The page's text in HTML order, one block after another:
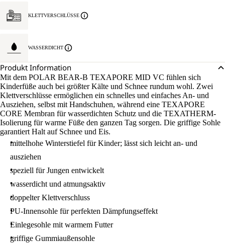
KLETTVERSCHLÜSSE
WASSERDICHT
Produkt Information
Mit dem POLAR BEAR-B TEXAPORE MID VC fühlen sich
Kinderfüße auch bei größter Kälte und Schnee rundum wohl. Zwei
Klettverschlüsse ermöglichen ein schnelles und einfaches An- und
Ausziehen, selbst mit Handschuhen, während eine TEXAPORE
CORE Membran für wasserdichten Schutz und die TEXATHERM-
Isolierung für warme Füße den ganzen Tag sorgen. Die griffige Sohle
garantiert Halt auf Schnee und Eis.
mittelhohe Winterstiefel für Kinder; lässt sich leicht an- und
ausziehen
speziell für Jungen entwickelt
wasserdicht und atmungsaktiv
doppelter Klettverschluss
PU-Innensohle für perfekten Dämpfungseffekt
Einlegesohle mit warmem Futter
griffige Gummiaußensohle